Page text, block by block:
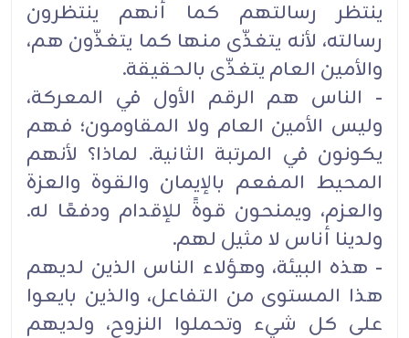
ينتظر رسالتهم كما أنهم ينتظرون
رسالته، لأنه يتغذّى منها كما يتغذّون هم،
والأمين العام يتغذّى بالحقيقة.
- الناس هم الرقم الأول في المعركة،
وليس الأمين العام ولا المقاومون؛ فهم
يكونون في المرتبة الثانية. لماذا؟ لأنهم
المحيط المفعم بالإيمان والقوة والعزة
والعزم، ويمنحون قوةً للإقدام ودفعًا له.
ولدينا أناس لا مثيل لهم.
- هذه البيئة، وهؤلاء الناس الذين لديهم
هذا المستوى من التفاعل، والذين بايعوا
على كل شيء وتحملوا النزوح، ولديهم